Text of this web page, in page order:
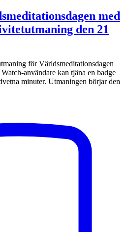
med
den 21
för Världsmeditationsdagen
användare kan tjäna en badge
minuter. Utmaningen börjar den